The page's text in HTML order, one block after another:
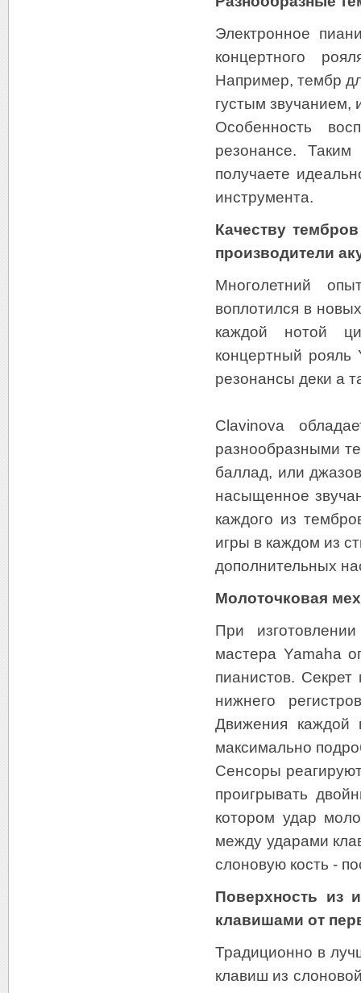
Электронное
концертного
Например, тембр
густым звучанием,
Особенность
резонансе.
получаете
инструмента.
Качеству
производители
Многолетний
воплотился в
каждой нотой
концертный рояль
резонансы деки а
Clavinova
разнообразными
баллад, или
насыщенное
каждого из
игры в каждом из
дополнительных
Молоточковая
При
мастера Yamaha
пианистов.
нижнего
Движения каждой
максимально
Сенсоры
проигрывать
котором удар
между ударами
слоновую кость -
Поверхность из
клавишами от
Традиционно в
клавиш из